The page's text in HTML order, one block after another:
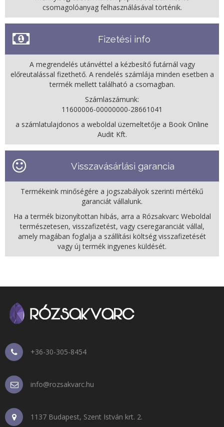
csomagolóanyag felhasználásával történik.
Fizetési info
A megrendelés utánvéttel a kézbesítő futárnál vagy
előreutalással fizethető. A rendelés számlája minden esetben a
termék mellett található a csomagban.
Számlaszámunk:
11600006-00000000-28661041
a számlatulajdonos a weboldal üzemeltetője a Book Online
Audit Kft.
Visszavásárlási garancia
Termékeink minőségére a jogszabályok szerinti mértékű
garanciát vállalunk.
Ha a termék bizonyítottan hibás, arra a Rózsakvarc Weboldal
természetesen, visszafizetést, vagy cseregaranciát vállal,
amely magában foglalja a szállítási költség visszafizetését
vagy új termék ingyenes küldését.
+36-30-305-8454
info@rozsakvarc.hu
1137 Budapest, Szent István krt. 2.